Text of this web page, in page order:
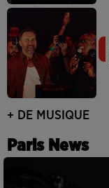
+ DE MUSIQUE
Paris News